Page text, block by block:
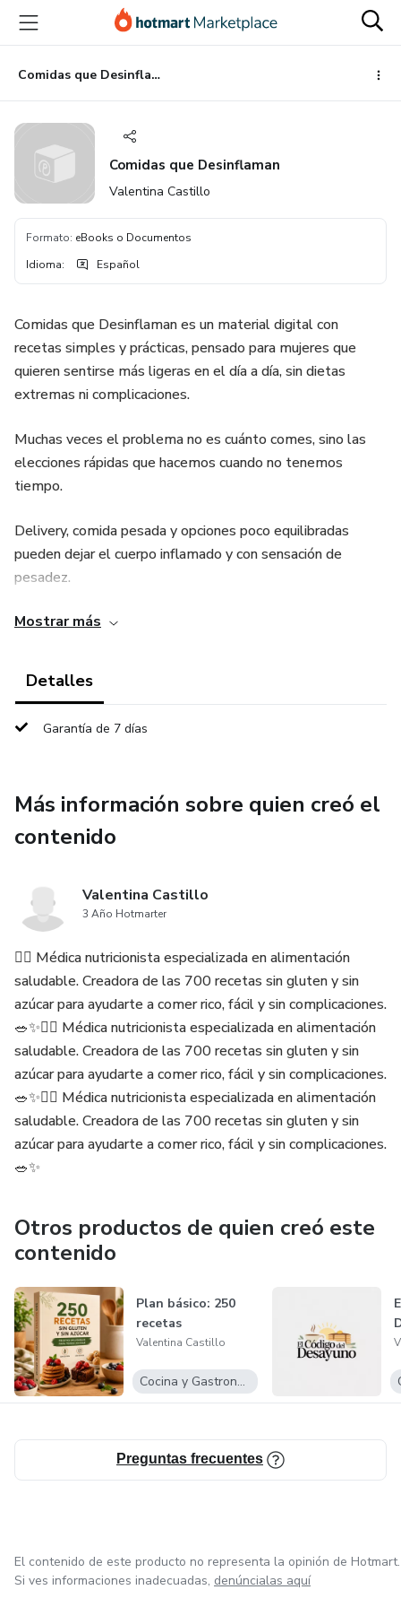
principal
página
de
página
Comidas que Desinflaman
Comidas que Desinflaman
Valentina Castillo
Formato: eBooks o Documentos
Idioma: Español
Comidas que Desinflaman es un material digital con
recetas simples y prácticas, pensado para mujeres que
quieren sentirse más ligeras en el día a día, sin dietas
extremas ni complicaciones.
Muchas veces el problema no es cuánto comes, sino las
elecciones rápidas que hacemos cuando no tenemos
tiempo.
Delivery, comida pesada y opciones poco equilibradas
pueden dejar el cuerpo inflamado y con sensación de
pesadez.
En este contenido encontrarás ideas de comidas reales,
forma natural.
No es un curso.
No necesitas seguir reglas estrictas.
Mostrar más
Detalles
Garantía de 7 días
Más información sobre quien creó el
contenido
Valentina Castillo
3 Año Hotmarter
👩‍⚕️ Médica nutricionista especializada en alimentación
saludable. Creadora de las 700 recetas sin gluten y sin
azúcar para ayudarte a comer rico, fácil y sin complicaciones.
🥗✨👩‍⚕️ Médica nutricionista especializada en alimentación
saludable. Creadora de las 700 recetas sin gluten y sin
azúcar para ayudarte a comer rico, fácil y sin complicaciones.
🥗✨👩‍⚕️ Médica nutricionista especializada en alimentación
saludable. Creadora de las 700 recetas sin gluten y sin
azúcar para ayudarte a comer rico, fácil y sin complicaciones.
🥗✨
Otros productos de quien creó este
contenido
Plan básico: 250
recetas
Valentina Castillo
Cocina y Gastronomía
Preguntas frecuentes
El contenido de este producto no representa la opinión de Hotmart.
Si ves informaciones inadecuadas, denúncialas aquí